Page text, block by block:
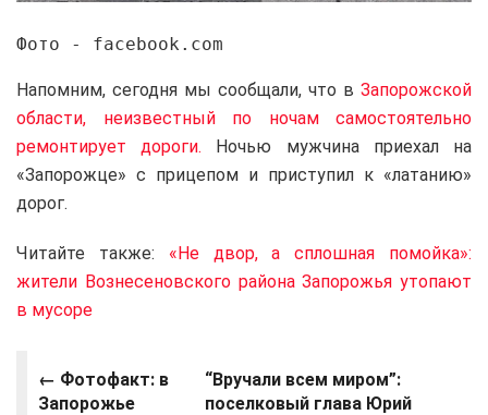
Фото - facebook.com
Напомним, сегодня мы сообщали, что в Запорожской
области, неизвестный по ночам самостоятельно
ремонтирует дороги. Ночью мужчина приехал на
«Запорожце» с прицепом и приступил к «латанию»
дорог.
Читайте также: «Не двор, а сплошная помойка»:
жители Вознесеновского района Запорожья утопают
в мусоре
← Фотофакт: в
Запорожье
“Вручали всем миром”:
поселковый глава Юрий